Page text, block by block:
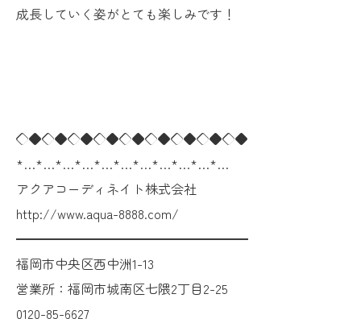
成長していく姿がとても楽しみです！
◇◆◇◆◇◆◇◆◇◆◇◆◇◆◇◆◇◆
*…*…*…*…*…*…*…*…*…*…*…
アクアコーディネイト株式会社
http://www.aqua-8888.com/
━━━━━━━━━━━━━━━━━━
福岡市中央区西中洲1-13
営業所：福岡市城南区七隈2丁目2-25
0120-85-6627